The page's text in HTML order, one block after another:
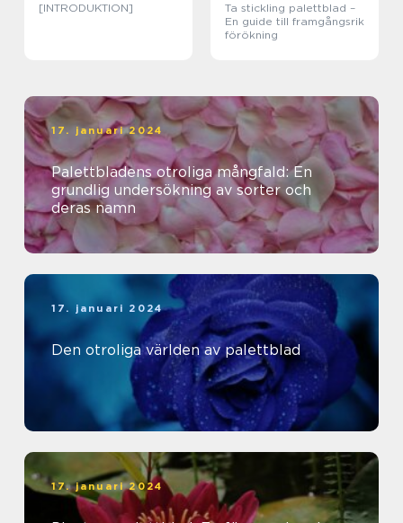
[INTRODUKTION]
Ta stickling palettblad –
En guide till framgångsrik
förökning
17. januari 2024
Palettbladens otroliga mångfald: En
grundlig undersökning av sorter och
deras namn
17. januari 2024
Den otroliga världen av palettblad
17. januari 2024